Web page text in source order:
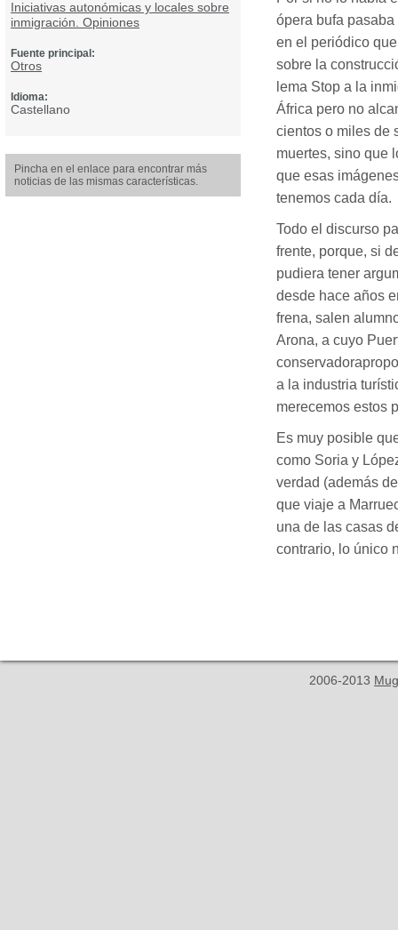
Iniciativas autonómicas y locales sobre
inmigración. Opiniones
Fuente principal:
Otros
Idioma:
Castellano
Pincha en el enlace para encontrar más
noticias de las mismas características.
ópera bufa
en el periódico
sobre la
lema Stop a la
África pero no
cientos o miles de
muertes, sino que
que esas
tenemos cada día.
Todo el discurso
frente, porque, si
pudiera tener
desde hace años
frena, salen
Arona, a cuyo
a la industria
merecemos estos
Es muy posible
como Soria y
verdad (además
que viaje a
una de las casas
contrario, lo único
2006-2013